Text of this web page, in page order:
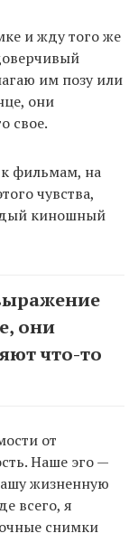
и жду того же
им позу или
они
свое.
фильмам, на
чувства,
киношный
они
что-то
от
Наше эго —
жизненную
всего, я
снимки